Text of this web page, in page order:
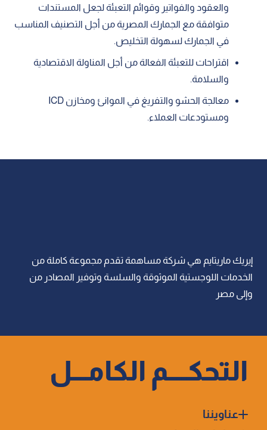
والعقود والفواتير وقوائم التعبئة لجعل المستندات
متوافقة مع الجمارك المصرية من أجل التصنيف المناسب
في الجمارك لسهولة التخليص.
اقتراحات للتعبئة الفعالة من أجل المناولة الاقتصادية
والسلامة.
معالجة الحشو والتفريغ في الموانئ ومخازن ICD
ومستودعات العملاء.
إيريك ماريتايم هي شركة مساهمة تقدم مجموعة كاملة من
الخدمات اللوجستية الموثوقة والسلسة وتوفير المصادر من
وإلى مصر
التحكــــم الكامـــل
عناويننا